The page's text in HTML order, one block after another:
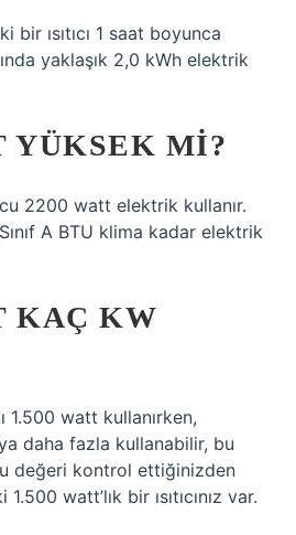
ısıtıcı 1 saat boyunca
yaklaşık 2,0 kWh elektrik
YÜKSEK MI?
2200 watt elektrik kullanır.
Sınıf A BTU klima kadar elektrik
KAÇ KW
1.500 watt kullanırken,
daha fazla kullanabilir, bu
değeri kontrol ettiğinizden
watt’lık bir ısıtıcınız var.